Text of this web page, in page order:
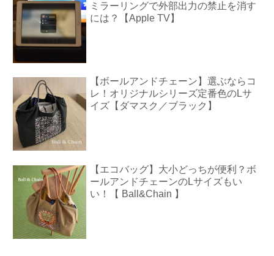
ミラーリングで外部出力の禁止を消す
には？【Apple TV】
【ボールアンドチェーン】選ぶならコ
レ！オリジナルシリーズ定番色のLサ
イズ【ダマスク／ブラック】
【エコバッグ】大小どっちが便利？ボ
ールアンドチェーンのLサイズもい
い！【 Ball&Chain 】